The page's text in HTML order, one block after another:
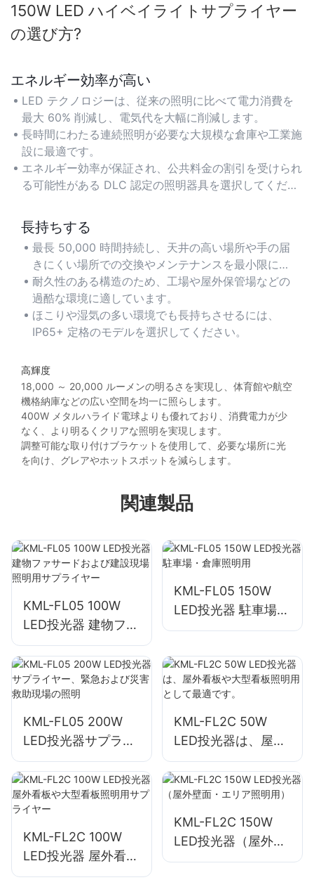
150W LED ハイベイライトサプライヤー
の選び方​?
エネルギー効率が高い
LED テクノロジーは、従来の照明に比べて電力消費を
最大 60% 削減し、電気代を大幅に削減します。
長時間にわたる連続照明が必要な大規模な倉庫や工業施
設に最適です。
エネルギー効率が保証され、公共料金の割引を受けられ
る可能性がある DLC 認定の照明器具を選択してくださ
長持ちする
最長 50,000 時間持続し、天井の高い場所や手の届
きにくい場所での交換やメンテナンスを最小限に抑
えます。
耐久性のある構造のため、工場や屋外保管場などの
過酷な環境に適しています。
ほこりや湿気の多い環境でも長持ちさせるには、
IP65+ 定格のモデルを選択してください。
高輝度
18,000 ～ 20,000 ルーメンの明るさを実現し、体育館や航空
機格納庫などの広い空間を均一に照らします。
400W メタルハライド電球よりも優れており、消費電力が少
なく、より明るくクリアな照明を実現します。
調整可能な取り付けブラケットを使用して、必要な場所に光
を向け、グレアやホットスポットを減らします。
関連製品
KML-FL05 100W
LED投光器 建物ファ
サードおよび建設現
場照明用サプライヤ
ー
KML-FL05 150W
LED投光器 駐車場・
倉庫照明用
KML-FL05 200W
LED投光器サプライ
ヤー、緊急および災
害救助現場の照明
KML-FL2C 50W
LED投光器は、屋外
看板や大型看板照明
用として最適です。
KML-FL2C 100W
LED投光器 屋外看板
や大型看板照明用サ
KML-FL2C 150W
LED投光器（屋外壁
面・エリア照明用）